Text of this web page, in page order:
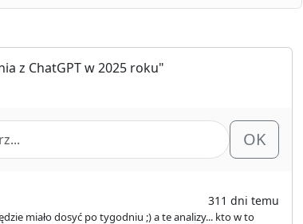
z ChatGPT w 2025 roku"
OK
311 dni temu
miało dosyć po tygodniu ;) a te analizy... kto w to